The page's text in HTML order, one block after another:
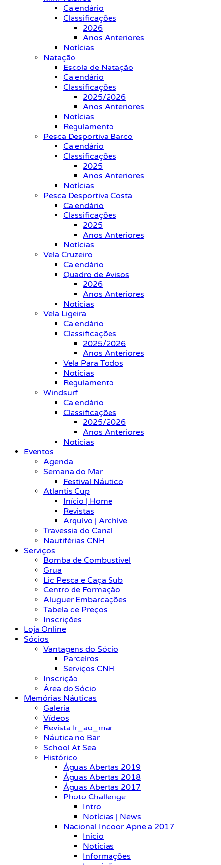
Calendário
Classificações
2026
Anos Anteriores
Notícias
Natação
Escola de Natação
Calendário
Classificações
2025/2026
Anos Anteriores
Notícias
Regulamento
Pesca Desportiva Barco
Calendário
Classificações
2025
Anos Anteriores
Notícias
Pesca Desportiva Costa
Calendário
Classificações
2025
Anos Anteriores
Notícias
Vela Cruzeiro
Calendário
Quadro de Avisos
2026
Anos Anteriores
Notícias
Vela Ligeira
Calendário
Classificações
2025/2026
Anos Anteriores
Vela Para Todos
Notícias
Regulamento
Windsurf
Calendário
Classificações
2025/2026
Anos Anteriores
Notícias
Eventos
Agenda
Semana do Mar
Festival Náutico
Atlantis Cup
Início | Home
Revistas
Arquivo | Archive
Travessia do Canal
Nautiférias CNH
Serviços
Bomba de Combustível
Grua
Lic Pesca e Caça Sub
Centro de Formação
Aluguer Embarcações
Tabela de Preços
Inscrições
Loja Online
Sócios
Vantagens do Sócio
Parceiros
Serviços CNH
Inscrição
Área do Sócio
Memórias Náuticas
Galeria
Vídeos
Revista Ir_ao_mar
Náutica no Bar
School At Sea
Histórico
Águas Abertas 2019
Águas Abertas 2018
Águas Abertas 2017
Photo Challenge
Intro
Notícias | News
Nacional Indoor Apneia 2017
Início
Notícias
Informações